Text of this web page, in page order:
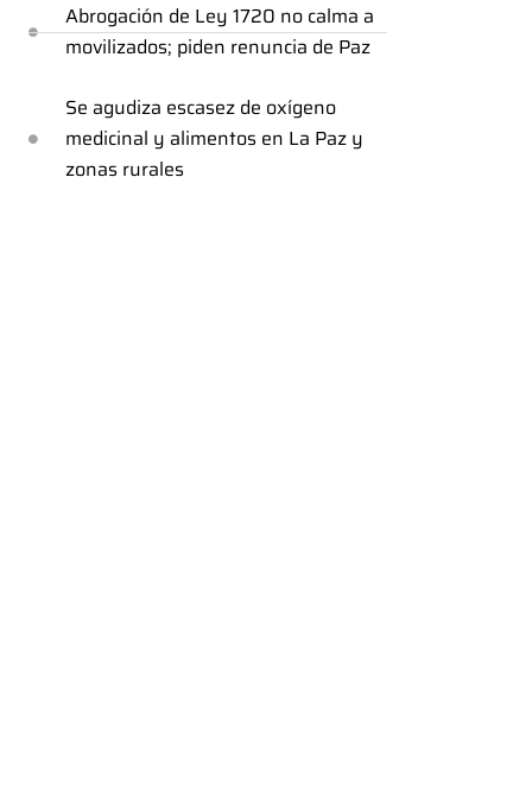
Abrogación de Ley 1720 no calma a
movilizados; piden renuncia de Paz
Se agudiza escasez de oxígeno
medicinal y alimentos en La Paz y
zonas rurales